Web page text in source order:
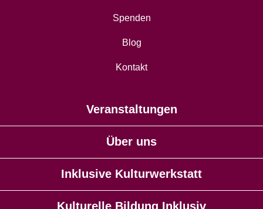
Spenden
Blog
Kontakt
Veranstaltungen
Über uns
Inklusive Kulturwerkstatt
Kulturelle Bildung Inklusiv